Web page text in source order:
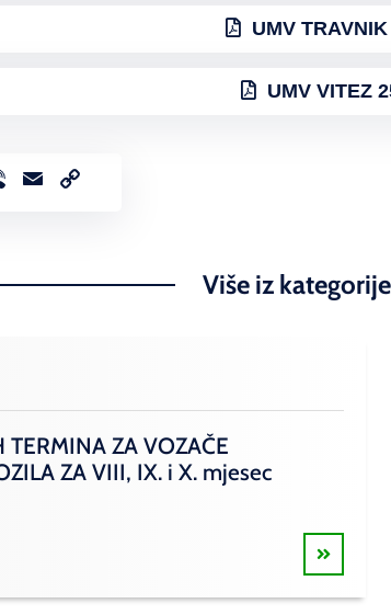
UMV
UMV VITEZ
Viber Email
Više iz
TERMINA ZA VOZAČE
ZA VIII, IX. i X. mjesec